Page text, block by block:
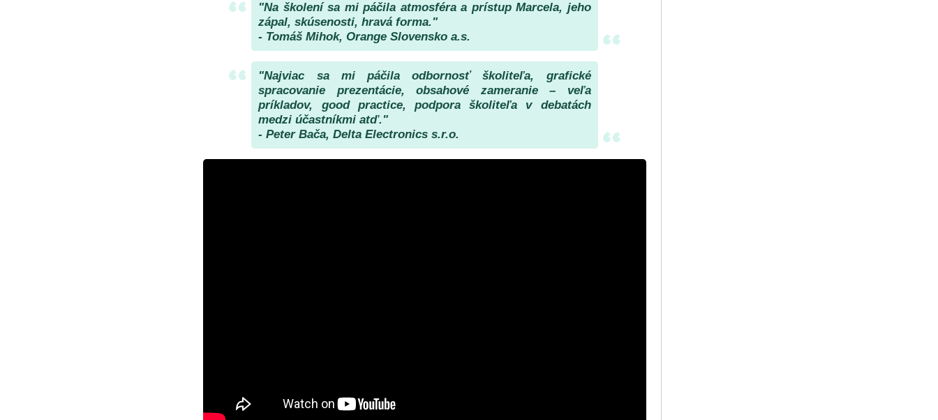
"Na školení sa mi páčila atmosféra a prístup Marcela, jeho
zápal, skúsenosti, hravá forma."
- Tomáš Mihok, Orange Slovensko a.s.
"Najviac sa mi páčila odbornosť školiteľa, grafické
spracovanie prezentácie, obsahové zameranie – veľa
príkladov, good practice, podpora školiteľa v debatách
medzi účastníkmi atď."
- Peter Bača, Delta Electronics s.r.o.